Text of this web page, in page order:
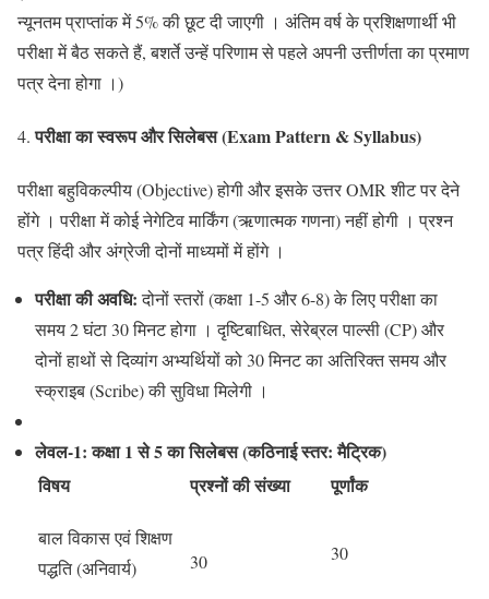
न्यूनतम प्राप्तांक में 5% की छूट दी जाएगी । अंतिम वर्ष के प्रशिक्षणार्थी भी
परीक्षा में बैठ सकते हैं, बशर्ते उन्हें परिणाम से पहले अपनी उत्तीर्णता का प्रमाण
पत्र देना होगा ।)
परीक्षा का स्वरूप और सिलेबस (Exam Pattern & Syllabus)
परीक्षा बहुविकल्पीय (Objective) होगी और इसके उत्तर OMR शीट पर देने
होंगे । परीक्षा में कोई नेगेटिव मार्किंग (ऋणात्मक गणना) नहीं होगी । प्रश्न
पत्र हिंदी और अंग्रेजी दोनों माध्यमों में होंगे ।
परीक्षा की अवधि:दोनों स्तरों (कक्षा 1-5 और 6-8) के लिए परीक्षा का
समय 2 घंटा 30 मिनट होगा । दृष्टिबाधित, सेरेब्रल पाल्सी (CP) और
दोनों हाथों से दिव्यांग अभ्यर्थियों को 30 मिनट का अतिरिक्त समय और
स्क्राइब (Scribe) की सुविधा मिलेगी ।
लेवल-1: कक्षा 1 से 5 का सिलेबस (कठिनाई स्तर: मैट्रिक)
विषय
प्रश्नों की संख्या पूर्णांक
बाल विकास एवं शिक्षण
पद्धति (अनिवार्य)
30 30